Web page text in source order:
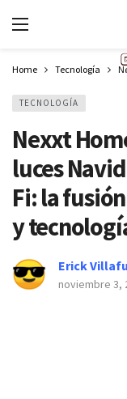
Home Tecnología
TECNOLOGÍA
Nexxt
luces
Fi: la
y
Erick
noviembre 3,